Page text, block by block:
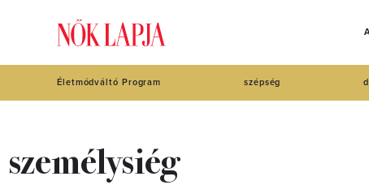
Életmódváltó Program szépség
személysiég